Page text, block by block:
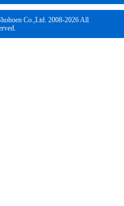
Co.,Ltd. 2008-2026 All